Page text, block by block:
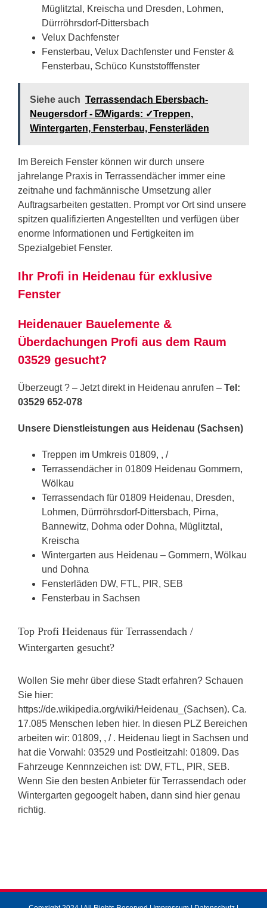
Müglitztal, Kreischa und Dresden, Lohmen,
Dürrröhrsdorf-Dittersbach
Velux Dachfenster
Fensterbau, Velux Dachfenster und Fenster &
Fensterbau, Schüco Kunststofffenster
Siehe auch Terrassendach Ebersbach-
Neugersdorf - ☑️Wigards: ✓Treppen,
Wintergarten, Fensterbau, Fensterläden
Im Bereich Fenster können wir durch unsere
jahrelange Praxis in Terrassendächer immer eine
zeitnahe und fachmännische Umsetzung aller
Auftragsarbeiten gestatten. Prompt vor Ort sind unsere
spitzen qualifizierten Angestellten und verfügen über
enorme Informationen und Fertigkeiten im
Spezialgebiet Fenster.
Ihr Profi in Heidenau für exklusive
Fenster
Heidenauer Bauelemente &
Überdachungen Profi aus dem Raum
03529 gesucht?
Überzeugt ? – Jetzt direkt in Heidenau anrufen – Tel:
03529 652-078
Unsere Dienstleistungen aus Heidenau (Sachsen)
Treppen im Umkreis 01809, , /
Terrassendächer in 01809 Heidenau Gommern,
Wölkau
Terrassendach für 01809 Heidenau, Dresden,
Lohmen, Dürrröhrsdorf-Dittersbach, Pirna,
Bannewitz, Dohma oder Dohna, Müglitztal,
Kreischa
Wintergarten aus Heidenau – Gommern, Wölkau
und Dohna
Fensterläden DW, FTL, PIR, SEB
Fensterbau in Sachsen
Top Profi Heidenaus für Terrassendach /
Wintergarten gesucht?
Wollen Sie mehr über diese Stadt erfahren? Schauen
Sie hier:
https://de.wikipedia.org/wiki/Heidenau_(Sachsen). Ca.
17.085 Menschen leben hier. In diesen PLZ Bereichen
arbeiten wir: 01809, , / . Heidenau liegt in Sachsen und
hat die Vorwahl: 03529 und Postleitzahl: 01809. Das
Fahrzeuge Kennnzeichen ist: DW, FTL, PIR, SEB.
Wenn Sie den besten Anbieter für Terrassendach oder
Wintergarten gegoogelt haben, dann sind hier genau
richtig.